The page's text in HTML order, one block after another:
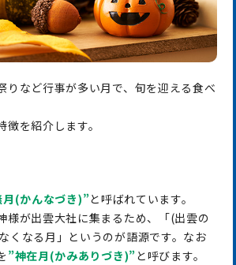
りなど行事が多い月で、旬を迎える食べ
を紹介します。
月(かんなづき)”と呼ばれています。
様が出雲大社に集まるため、「(出雲の
くなる月」というのが語源です。なお
”神在月(かみありづき)”と呼びます。